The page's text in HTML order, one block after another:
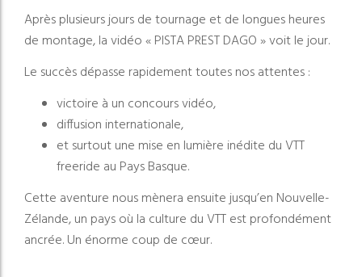
Après plusieurs jours de tournage et de longues heures
de montage, la vidéo « PISTA PREST DAGO » voit le jour.
Le succès dépasse rapidement toutes nos attentes :
victoire à un concours vidéo,
diffusion internationale,
et surtout une mise en lumière inédite du VTT
freeride au Pays Basque.
Cette aventure nous mènera ensuite jusqu’en Nouvelle-
Zélande, un pays où la culture du VTT est profondément
ancrée. Un énorme coup de cœur.